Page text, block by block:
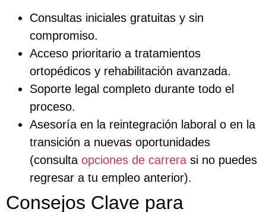
Consultas iniciales gratuitas y sin
compromiso.
Acceso prioritario a tratamientos
ortopédicos y rehabilitación avanzada.
Soporte legal completo durante todo el
proceso.
Asesoría en la reintegración laboral o en la
transición a nuevas oportunidades
(consulta opciones de carrera si no puedes
regresar a tu empleo anterior).
Consejos Clave para